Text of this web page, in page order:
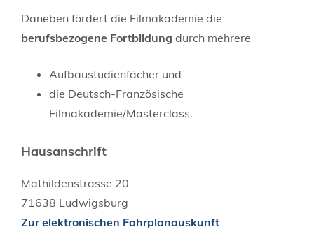
Daneben fördert die Filmakademie die
berufsbezogene Fortbildung durch mehrere
Aufbaustudienfächer und
die Deutsch-Französische
Filmakademie/Masterclass.
Hausanschrift
Mathildenstrasse 20
71638 Ludwigsburg
Zur elektronischen Fahrplanauskunft